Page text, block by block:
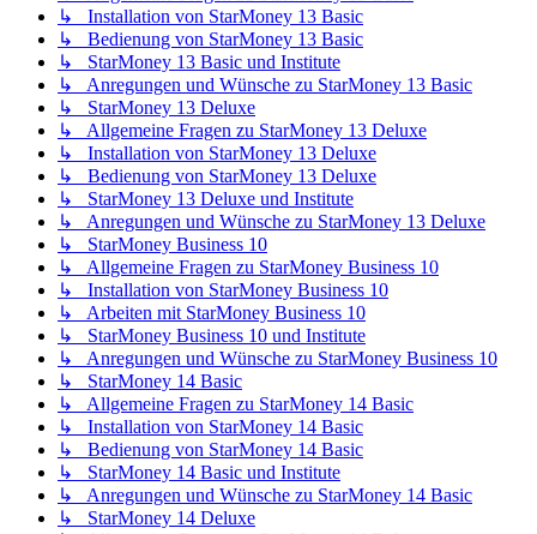
↳ Installation von StarMoney 13 Basic
↳ Bedienung von StarMoney 13 Basic
↳ StarMoney 13 Basic und Institute
↳ Anregungen und Wünsche zu StarMoney 13 Basic
↳ StarMoney 13 Deluxe
↳ Allgemeine Fragen zu StarMoney 13 Deluxe
↳ Installation von StarMoney 13 Deluxe
↳ Bedienung von StarMoney 13 Deluxe
↳ StarMoney 13 Deluxe und Institute
↳ Anregungen und Wünsche zu StarMoney 13 Deluxe
↳ StarMoney Business 10
↳ Allgemeine Fragen zu StarMoney Business 10
↳ Installation von StarMoney Business 10
↳ Arbeiten mit StarMoney Business 10
↳ StarMoney Business 10 und Institute
↳ Anregungen und Wünsche zu StarMoney Business 10
↳ StarMoney 14 Basic
↳ Allgemeine Fragen zu StarMoney 14 Basic
↳ Installation von StarMoney 14 Basic
↳ Bedienung von StarMoney 14 Basic
↳ StarMoney 14 Basic und Institute
↳ Anregungen und Wünsche zu StarMoney 14 Basic
↳ StarMoney 14 Deluxe